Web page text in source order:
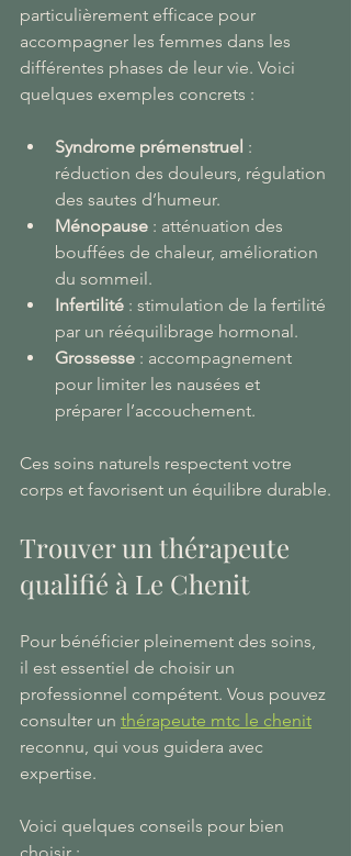
particulièrement efficace pour
accompagner les femmes dans les
différentes phases de leur vie. Voici
quelques exemples concrets :
Syndrome prémenstruel :
réduction des douleurs, régulation
des sautes d’humeur.
Ménopause : atténuation des
bouffées de chaleur, amélioration
du sommeil.
Infertilité : stimulation de la fertilité
par un rééquilibrage hormonal.
Grossesse : accompagnement
pour limiter les nausées et
préparer l’accouchement.
Ces soins naturels respectent votre
corps et favorisent un équilibre durable.
Trouver un thérapeute
qualifié à Le Chenit
Pour bénéficier pleinement des soins,
il est essentiel de choisir un
professionnel compétent. Vous pouvez
consulter un thérapeute mtc le chenit
reconnu, qui vous guidera avec
expertise.
Voici quelques conseils pour bien
choisir :